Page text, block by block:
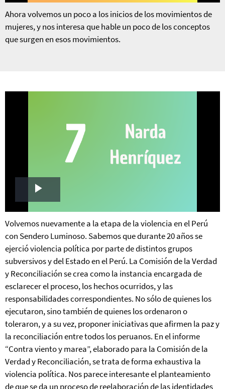
Video
Ahora volvemos un poco a los inicios de los movimientos de
mujeres, y nos interesa que hable un poco de los conceptos
que surgen en esos movimientos.
Play
Video
Volvemos nuevamente a la etapa de la violencia en el Perú
con Sendero Luminoso. Sabemos que durante 20 años se
ejerció violencia política por parte de distintos grupos
subversivos y del Estado en el Perú. La Comisión de la Verdad
y Reconciliación se crea como la instancia encargada de
esclarecer el proceso, los hechos ocurridos, y las
responsabilidades correspondientes. No sólo de quienes los
ejecutaron, sino también de quienes los ordenaron o
toleraron, y a su vez, proponer iniciativas que afirmen la paz y
la reconciliación entre todos los peruanos. En el informe
“Contra viento y marea”, elaborado para la Comisión de la
Verdad y Reconciliación, se trata de forma exhaustiva la
violencia política. Nos parece interesante el planteamiento
de que se da un proceso de reelaboración de las identidades